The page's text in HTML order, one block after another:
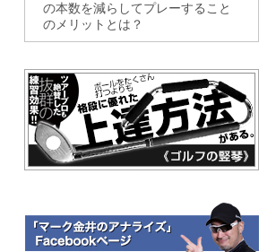
の本数を減らしてプレーすること
のメリットとは？